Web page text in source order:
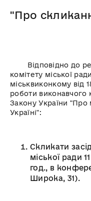
"Про
Відповідно до
комітету міської
міськвиконкому від
роботи виконавчого
Закону України "Про
Україні":
Скликати
міської ради
год., в
Широка, 31).